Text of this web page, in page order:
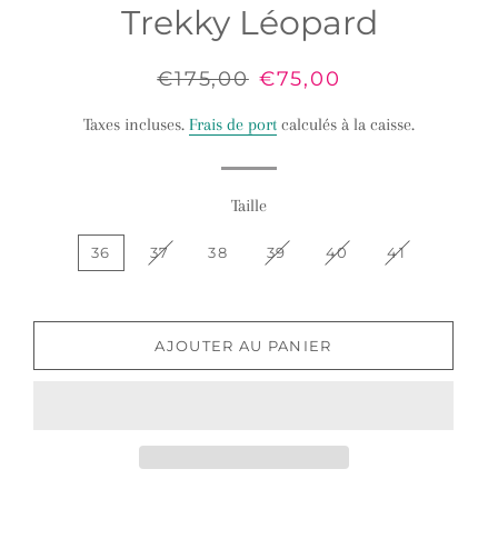
Trekky Léopard
Prix
€175,00 Prix
€75,00
Taxes incluses. Frais de port calculés à la caisse.
Taille
36 37 38 39 40 41
AJOUTER AU PANIER